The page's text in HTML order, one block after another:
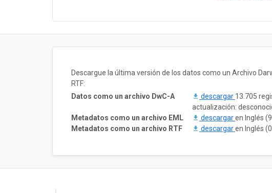
Descargue la última versión de los datos como un Archivo
RTF:
Datos como un archivo DwC-A
descargar 13.705
actualización:
Metadatos como un archivo EML
descargaren Inglés
Metadatos como un archivo RTF
descargaren Inglés